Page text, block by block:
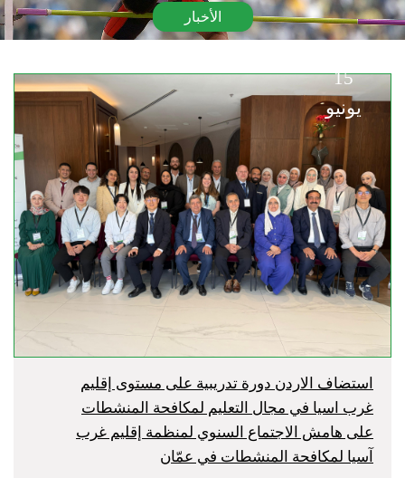
الأخبار
15
يونيو
استضاف الاردن دورة تدريبية على مستوى إقليم
غرب اسيا في مجال التعليم لمكافحة المنشطات
على هامش الاجتماع السنوي لمنظمة إقليم غرب
آسيا لمكافحة المنشطات في عمّان